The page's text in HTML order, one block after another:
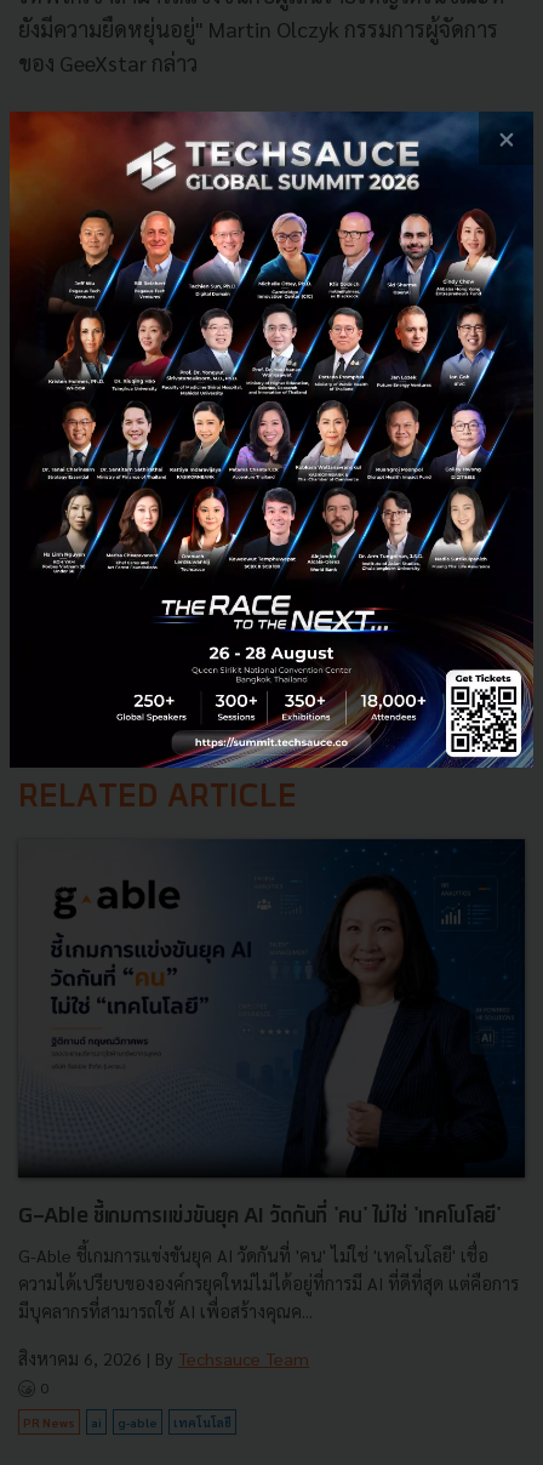
ยังมีความยืดหยุ่นอยู่" Martin Olczyk กรรมการผู้จัดการ
ของ GeeXstar กล่าว
สามารถอ่านรายละเอียดเพิ่มเติมได้ที่เว็บไซต์
www.hipflat.co.th
Aucfan Hipflat Blockchain Smart Contract
No comment
RELATED ARTICLE
G-Able ชี้เกมการแข่งขันยุค AI วัดกันที่ 'คน' ไม่ใช่ 'เทคโนโลยี'
G-Able ชี้เกมการแข่งขันยุค AI วัดกันที่ 'คน' ไม่ใช่ 'เทคโนโลยี' เชื่อ
ความได้เปรียบขององค์กรยุคใหม่ไม่ได้อยู่ที่การมี AI ที่ดีที่สุด แต่คือการ
มีบุคลากรที่สามารถใช้ AI เพื่อสร้างคุณค...
สิงหาคม 6, 2026 | By Techsauce Team
0
PR News ai g-able เทคโนโลยี
×